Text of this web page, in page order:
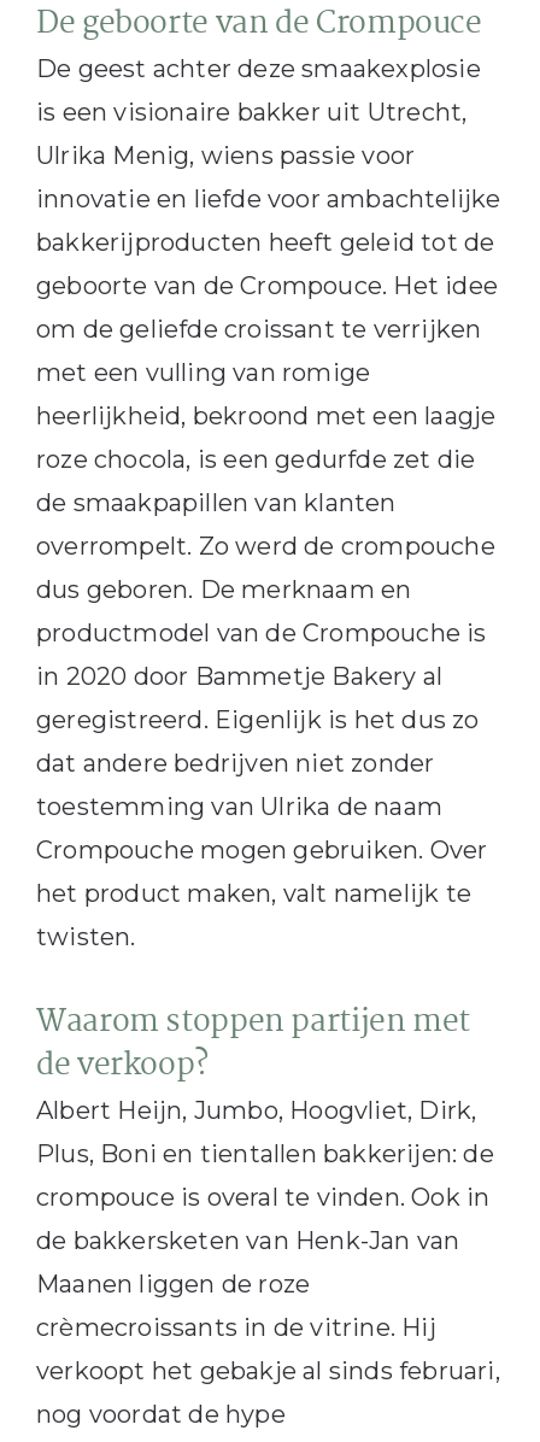
De geboorte van de Crompouce
De geest achter deze smaakexplosie
is een visionaire bakker uit Utrecht,
Ulrika Menig, wiens passie voor
innovatie en liefde voor ambachtelijke
bakkerijproducten heeft geleid tot de
geboorte van de Crompouce. Het idee
om de geliefde croissant te verrijken
met een vulling van romige
heerlijkheid, bekroond met een laagje
roze chocola, is een gedurfde zet die
de smaakpapillen van klanten
overrompelt. Zo werd de crompouche
dus geboren. De merknaam en
productmodel van de Crompouche is
in 2020 door Bammetje Bakery al
geregistreerd. Eigenlijk is het dus zo
dat andere bedrijven niet zonder
toestemming van Ulrika de naam
Crompouche mogen gebruiken. Over
het product maken, valt namelijk te
twisten.
Waarom stoppen partijen met
de verkoop?
Albert Heijn, Jumbo, Hoogvliet, Dirk,
Plus, Boni en tientallen bakkerijen: de
crompouce is overal te vinden. Ook in
de bakkersketen van Henk-Jan van
Maanen liggen de roze
crèmecroissants in de vitrine. Hij
verkoopt het gebakje al sinds februari,
nog voordat de hype